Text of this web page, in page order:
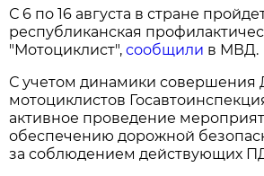
С 6 по 16 августа в стране
республиканская
"Мотоциклист",сообщили в МВД.
С учетом динамики совершения
мотоциклистов
активное проведение
обеспечению дорожной
за соблюдением действующих